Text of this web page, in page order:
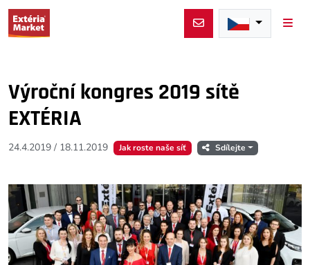
Výroční kongres 2019 sítě
EXTÉRIA
24.4.2019 / 18.11.2019 Jak roste naše síť Sdílejte